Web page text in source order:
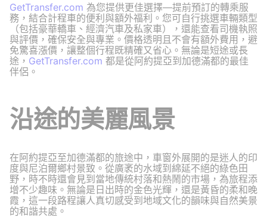
GetTransfer.com 為您提供更佳選擇—提前預訂的轉乘服
務，結合計程車的便利與額外福利。您可自行挑選車輛類型
（包括豪華轎車、經濟汽車及私家車），還能查看司機執照
與評價，確保安全與專業。價格透明且不會有額外費用，避
免驚喜漲價，讓整個行程既精確又省心。無論是短途或長
途， GetTransfer.com 都是從阿約提亞到加德滿都的最佳
伴侶。
沿途的美麗風景
在阿約提亞至加德滿都的旅途中，車窗外展開的是迷人的印
度與尼泊爾鄉村景致。從廣袤的水域到綿延不絕的綠色田
野，時不時還會見到當地傳統村落和熱鬧的市場，為旅程添
增不少趣味。無論是日出時的金色光輝，還是黃昏的柔和晚
霞，這一段路程讓人真切感受到地域文化的韻味與自然美景
的和諧共處。